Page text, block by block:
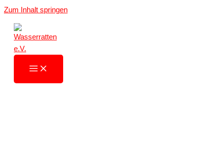
Zum Inhalt springen